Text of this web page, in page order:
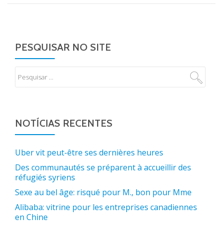
PESQUISAR NO SITE
NOTÍCIAS RECENTES
Uber vit peut-être ses dernières heures
Des communautés se préparent à accueillir des
réfugiés syriens
Sexe au bel âge: risqué pour M., bon pour Mme
Alibaba: vitrine pour les entreprises canadiennes
en Chine